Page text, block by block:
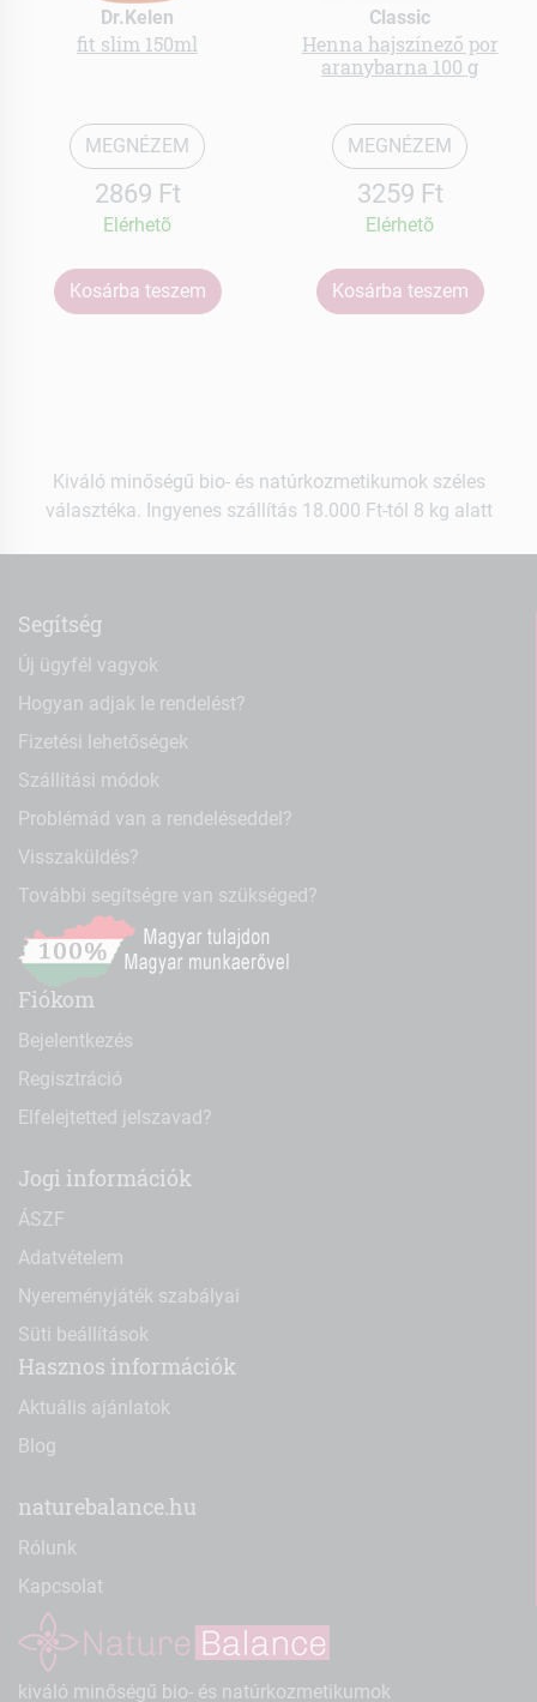
Dr.Kelen
fit slim 150ml
MEGNÉZEM
2869 Ft
Elérhetõ
Kosárba teszem
Classic
Henna hajszínező por
aranybarna 100 g
MEGNÉZEM
3259 Ft
Elérhetõ
Kosárba teszem
Kiváló minőségű bio- és natúrkozmetikumok széles
választéka. Ingyenes szállítás 18.000 Ft-tól 8 kg alatt
Segítség
Új ügyfél vagyok
Hogyan adjak le rendelést?
Fizetési lehetőségek
Szállítási módok
Problémád van a rendeléseddel?
Visszaküldés?
További segítségre van szükséged?
Fiókom
Bejelentkezés
Regisztráció
Elfelejtetted jelszavad?
Jogi információk
ÁSZF
Adatvételem
Nyereményjáték szabályai
Süti beállítások
Hasznos információk
Aktuális ajánlatok
Blog
naturebalance.hu
Rólunk
Kapcsolat
kiváló minőségű bio- és natúrkozmetikumok